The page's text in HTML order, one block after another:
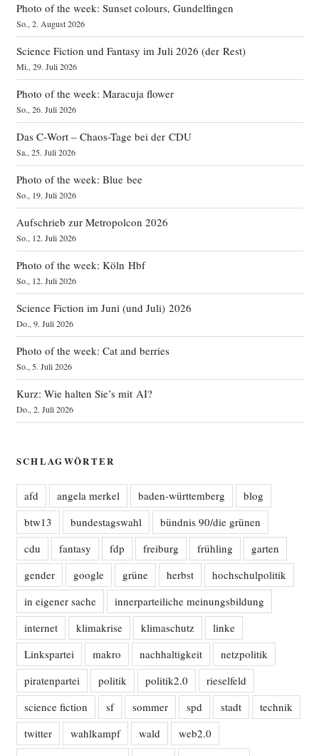
Photo of the week: Sunset colours, Gundelfingen
So., 2. August 2026
Science Fiction und Fantasy im Juli 2026 (der Rest)
Mi., 29. Juli 2026
Photo of the week: Maracuja flower
So., 26. Juli 2026
Das C‑Wort – Chaos-Tage bei der CDU
Sa., 25. Juli 2026
Photo of the week: Blue bee
So., 19. Juli 2026
Aufschrieb zur Metropolcon 2026
So., 12. Juli 2026
Photo of the week: Köln Hbf
So., 12. Juli 2026
Science Fiction im Juni (und Juli) 2026
Do., 9. Juli 2026
Photo of the week: Cat and berries
So., 5. Juli 2026
Kurz: Wie halten Sie’s mit AI?
Do., 2. Juli 2026
SCHLAGWÖRTER
afd angela merkel baden-württemberg
blog
btw13
bundestagswahl
bündnis 90/die grünen
cdu
fantasy fdp freiburg frühling
garten
gender
google grüne herbst
hochschulpolitik
in eigener sache
innerparteiliche meinungsbildung
internet
klimakrise klimaschutz
linke
Linkspartei
makro nachhaltigkeit
netzpolitik
piratenpartei
politik politik2.0
rieselfeld
science fiction
sf sommer spd stadt
technik
twitter
wahlkampf wald
web2.0